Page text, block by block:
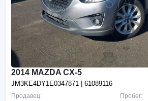
2014 MAZDA CX-5
JM3KE4DY1E0347871 | 61089116
Пробег:
Продавец: